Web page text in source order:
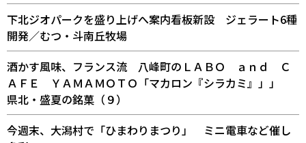
下北ジオパークを盛り上げへ案内看板新設 ジェラート6種
開発／むつ・斗南丘牧場
酒かす風味、フランス流 八峰町のＬＡＢＯ ａｎｄ Ｃ
ＡＦＥ ＹＡＭＡＭＯＴＯ「マカロン『シラカミ』」」
県北・盛夏の銘菓（９）
今週末、大潟村で「ひまわりまつり」 ミニ電車など催し